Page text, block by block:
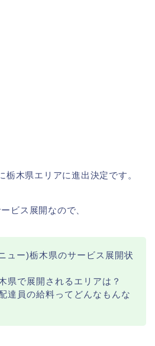
栃木県エリアに進出決定です。
ビス展開なので、
ュー)栃木県のサービス展開状
県で展開されるエリアは？
達員の給料ってどんなもんな